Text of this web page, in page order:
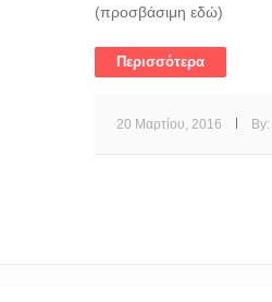
(προσβάσιμη εδώ)
Περισσότερα
20 Μαρτίου, 2016 By: